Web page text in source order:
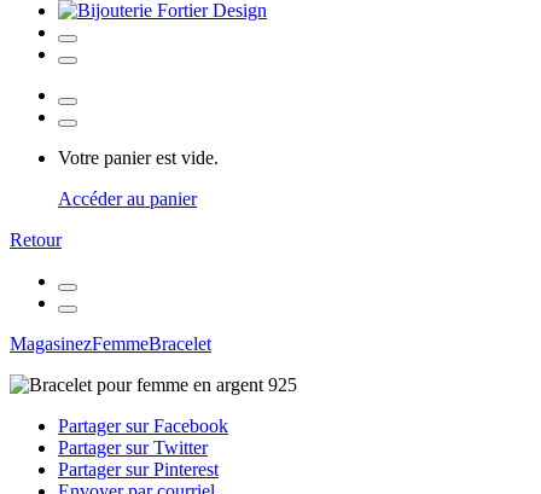
Votre panier est vide.
Accéder au panier
Retour
MagasinezFemmeBracelet
Partager sur Facebook
Partager sur Twitter
Partager sur Pinterest